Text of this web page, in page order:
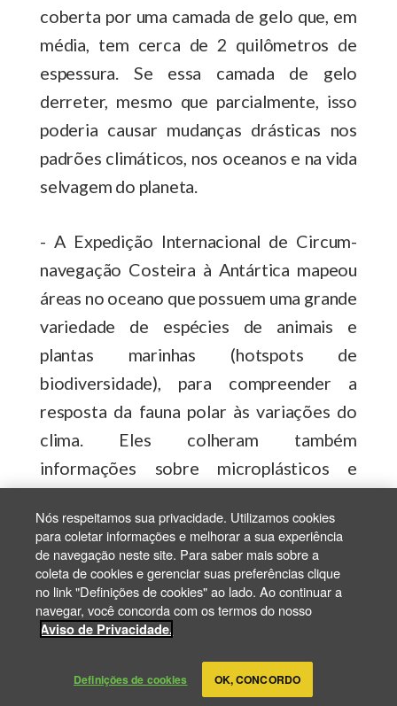
coberta por uma camada de gelo que, em
média, tem cerca de 2 quilômetros de
espessura. Se essa camada de gelo
derreter, mesmo que parcialmente, isso
poderia causar mudanças drásticas nos
padrões climáticos, nos oceanos e na vida
selvagem do planeta.
- A Expedição Internacional de Circum-
navegação Costeira à Antártica mapeou
áreas no oceano que possuem uma grande
variedade de espécies de animais e
plantas marinhas (hotspots de
biodiversidade), para compreender a
resposta da fauna polar às variações do
clima. Eles colheram também
informações sobre microplásticos e
- A missão percorreu mais de 27 mil
quilômetros ao redor da costa antártica.
- O Brasil é o sétimo país mais próximo
desse continente gelado.
Nós respeitamos sua privacidade. Utilizamos cookies
para coletar informações e melhorar a sua experiência
de navegação neste site. Para saber mais sobre a
coleta de cookies e gerenciar suas preferências clique
no link "Definições de cookies" ao lado. Ao continuar a
navegar, você concorda com os termos do nosso
Aviso de Privacidade.
Definições de cookies OK, CONCORDO